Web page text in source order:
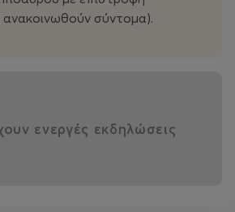
σύντομα).
ενεργές εκδηλώσεις